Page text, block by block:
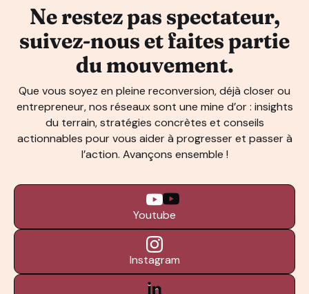
Ne restez pas spectateur,
suivez-nous et faites partie
du mouvement.
Que vous soyez en pleine reconversion, déjà closer ou
entrepreneur, nos réseaux sont une mine d’or : insights
du terrain, stratégies concrètes et conseils
actionnables pour vous aider à progresser et passer à
l’action. Avançons ensemble !
Youtube
Instagram